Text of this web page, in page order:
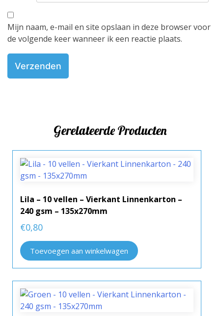
Mijn naam, e-mail en site opslaan in deze browser voor
de volgende keer wanneer ik een reactie plaats.
Gerelateerde Producten
Lila – 10 vellen – Vierkant Linnenkarton –
240 gsm – 135x270mm
€0,80
Toevoegen aan winkelwagen